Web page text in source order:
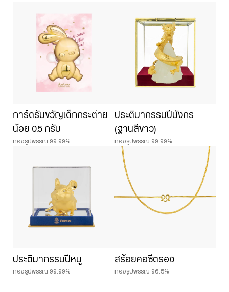
การ์ดรับขวัญเด็กกระต่าย
น้อย 0.5 กรัม
ทองรูปพรรณ 99.99%
ประติมากรรมปีมังกร
(ฐานสีขาว)
ทองรูปพรรณ 99.99%
ประติมากรรมปีหนู
ทองรูปพรรณ 99.99%
สร้อยคอซีตรอง
ทองรูปพรรณ 96.5%